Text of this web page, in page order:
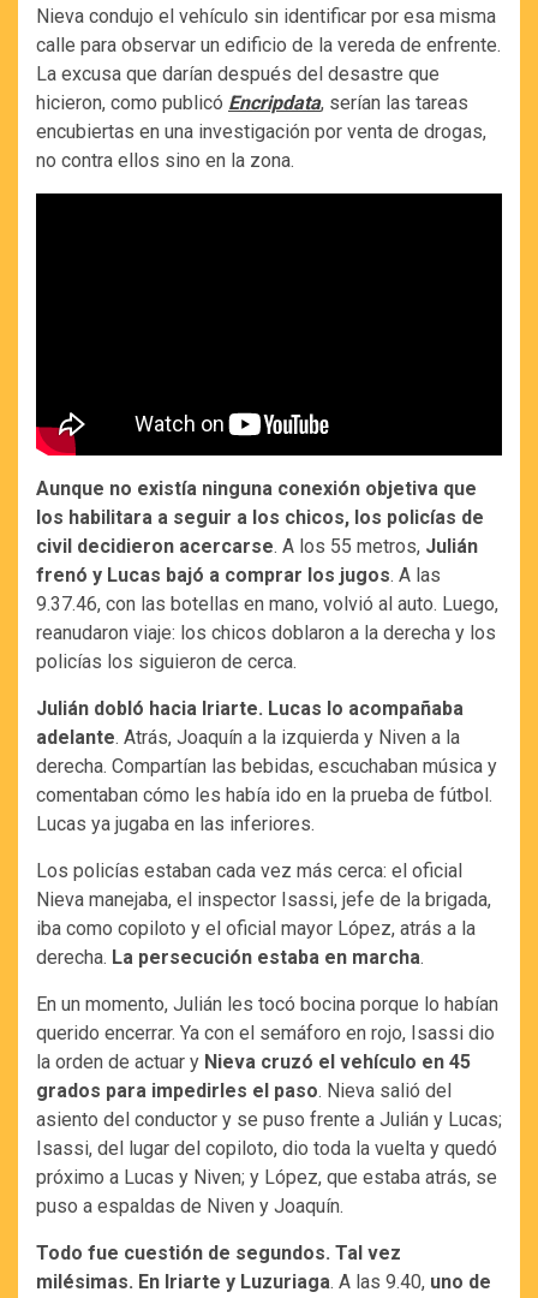
Nieva condujo el vehículo sin identificar por esa misma
calle para observar un edificio de la vereda de enfrente.
La excusa que darían después del desastre que
hicieron, como publicó Encripdata, serían las tareas
encubiertas en una investigación por venta de drogas,
no contra ellos sino en la zona.
Aunque no existía ninguna conexión objetiva que
los habilitara a seguir a los chicos, los policías de
civil decidieron acercarse. A los 55 metros, Julián
frenó y Lucas bajó a comprar los jugos. A las
9.37.46, con las botellas en mano, volvió al auto. Luego,
reanudaron viaje: los chicos doblaron a la derecha y los
policías los siguieron de cerca.
Julián dobló hacia Iriarte. Lucas lo acompañaba
adelante. Atrás, Joaquín a la izquierda y Niven a la
derecha. Compartían las bebidas, escuchaban música y
comentaban cómo les había ido en la prueba de fútbol.
Lucas ya jugaba en las inferiores.
Los policías estaban cada vez más cerca: el oficial
Nieva manejaba, el inspector Isassi, jefe de la brigada,
iba como copiloto y el oficial mayor López, atrás a la
derecha. La persecución estaba en marcha.
En un momento, Julián les tocó bocina porque lo habían
querido encerrar. Ya con el semáforo en rojo, Isassi dio
la orden de actuar y Nieva cruzó el vehículo en 45
grados para impedirles el paso. Nieva salió del
asiento del conductor y se puso frente a Julián y Lucas;
Isassi, del lugar del copiloto, dio toda la vuelta y quedó
próximo a Lucas y Niven; y López, que estaba atrás, se
puso a espaldas de Niven y Joaquín.
Todo fue cuestión de segundos. Tal vez
milésimas. En Iriarte y Luzuriaga. A las 9.40, uno de